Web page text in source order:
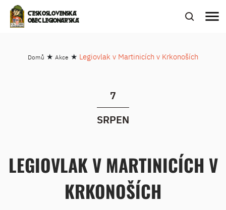
ČESKOSLOVENSKÁ
OBEC LEGIONÁŘSKÁ
menu
Domů ★ Akce ★ Legiovlak v Martinicích v Krkonoších
7
SRPEN
LEGIOVLAK V MARTINICÍCH V
KRKONOŠÍCH